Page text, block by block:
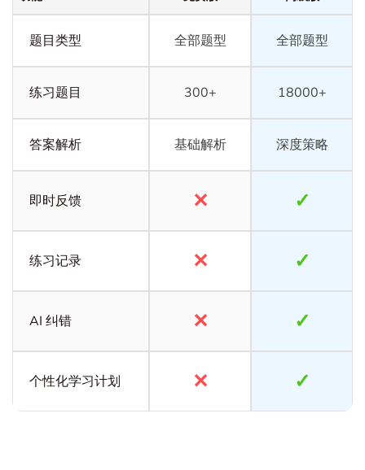
题目类型 全部题型 全部题型
练习题目 300+ 18000+
答案解析 基础解析 深度策略
即时反馈 ✕ ✓
练习记录 ✕ ✓
AI 纠错 ✕ ✓
个性化学习计划 ✕ ✓